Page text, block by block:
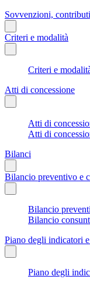
Sovvenzioni,
Criteri e modalità
Criteri e
Atti di concessione
Atti di
Atti di
Bilanci
Bilancio preventivo e
Bilancio
Bilancio
Piano degli indicatori
Piano degli